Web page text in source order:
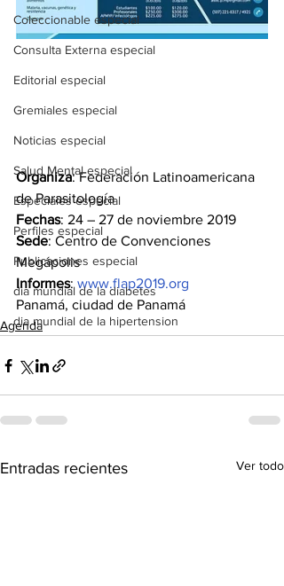
Coleccionable especial
Consulta Externa especial
Editorial especial
Gremiales especial
Noticias especial
Salud Mental especial
Especiales especial
Perfiles especial
Publicaciones especial
dia mundial de la diabetes
dia mundial de la hipertension
Organiza: Federación Latinoamericana
de Parasitología
Fechas: 24 – 27 de noviembre 2019
Sede: Centro de Convenciones
Megápolis
Informes: www.flap2019.org
Panamá, ciudad de Panamá
Agenda
Entradas recientes Ver todo